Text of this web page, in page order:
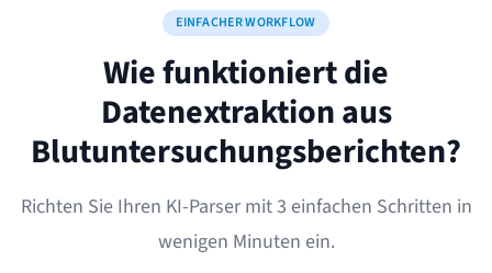
EINFACHER WORKFLOW
Wie funktioniert die
Datenextraktion aus
Blutuntersuchungsberichten?
Richten Sie Ihren KI-Parser mit 3 einfachen Schritten in
wenigen Minuten ein.